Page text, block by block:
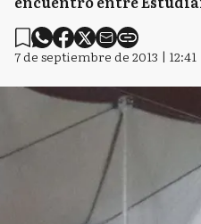
7 de septiembre de 2013 | 12:41